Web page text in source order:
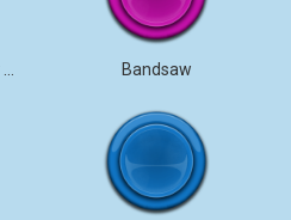
Bandsaw